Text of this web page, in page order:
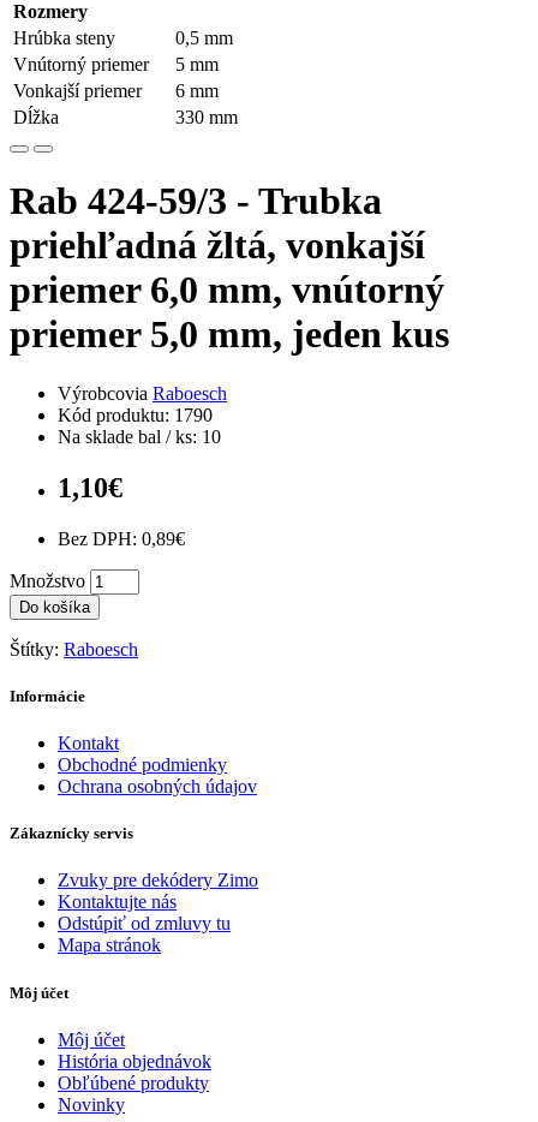
Rozmery
Hrúbka steny
0,5 mm
Vnútorný priemer
5 mm
Vonkajší priemer
6 mm
Dĺžka
330 mm
Rab 424-59/3 - Trubka
priehľadná žltá, vonkajší
priemer 6,0 mm, vnútorný
priemer 5,0 mm, jeden kus
Výrobcovia Raboesch
Kód produktu: 1790
Na sklade bal / ks: 10
1,10€
Bez DPH: 0,89€
Množstvo
Do košíka
Štítky: Raboesch
Informácie
Kontakt
Obchodné podmienky
Ochrana osobných údajov
Zákaznícky servis
Zvuky pre dekódery Zimo
Kontaktujte nás
Odstúpiť od zmluvy tu
Mapa stránok
Môj účet
Môj účet
História objednávok
Obľúbené produkty
Novinky